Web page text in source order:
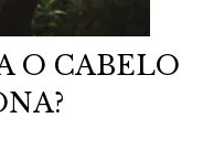
O CABELO